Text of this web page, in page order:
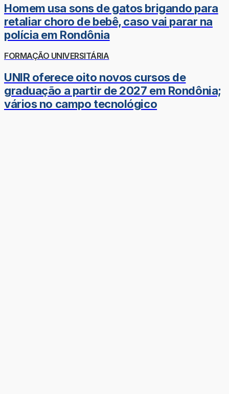
Homem usa sons de gatos brigando para
retaliar choro de bebê, caso vai parar na
polícia em Rondônia
FORMAÇÃO UNIVERSITÁRIA
UNIR oferece oito novos cursos de
graduação a partir de 2027 em Rondônia;
vários no campo tecnológico